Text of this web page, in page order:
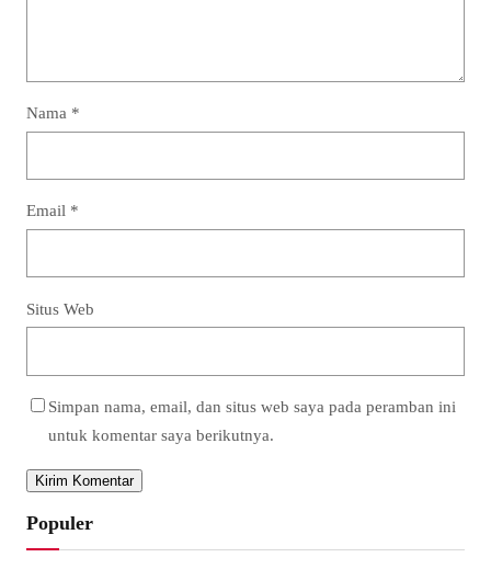
Nama *
Email *
Situs Web
Simpan nama, email, dan situs web saya pada peramban ini
untuk komentar saya berikutnya.
Populer